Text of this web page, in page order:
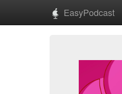
EasyPodcast